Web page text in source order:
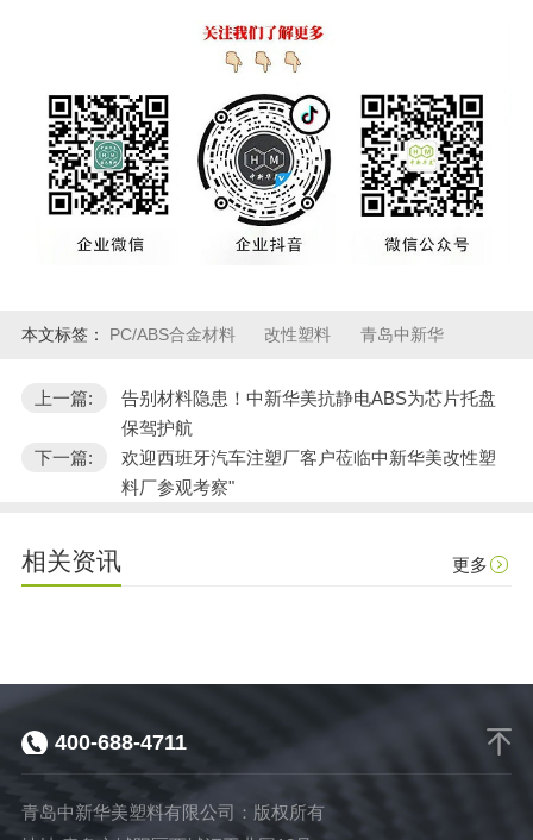
本文标签： PC/ABS合金材料 改性塑料 青岛中新华
上一篇:
告别材料隐患！中新华美抗静电ABS为芯片托盘
保驾护航
下一篇:
欢迎西班牙汽车注塑厂客户莅临中新华美改性塑
料厂参观考察"
相关资讯 更多
400-688-4711
青岛中新华美塑料有限公司：版权所有